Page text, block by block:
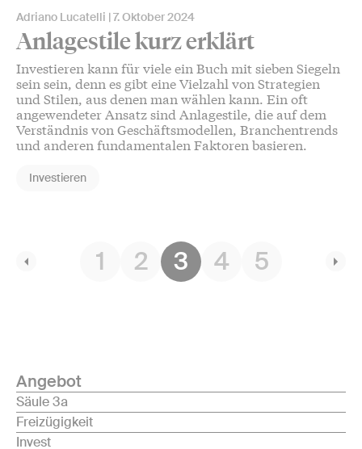
Adriano Lucatelli 7. Oktober 2024
Anlagestile kurz erklärt
Investieren kann für viele ein Buch mit sieben Siegeln
sein sein, denn es gibt eine Vielzahl von Strategien
und Stilen, aus denen man wählen kann. Ein oft
angewendeter Ansatz sind Anlagestile, die auf dem
Verständnis von Geschäftsmodellen, Branchentrends
und anderen fundamentalen Faktoren basieren.
Investieren
1 2 3 4 5
Angebot
Säule 3a
Freizügigkeit
Invest